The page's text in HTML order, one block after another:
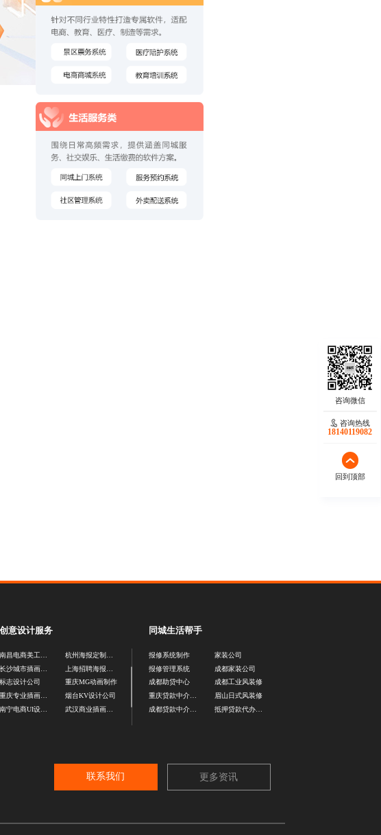
创意设计服务
标志设计公司
重庆MG动画制作
烟台KV设计公司
同城生活帮手
报修系统制作
报修管理系统
成都助贷中心
重庆贷款中介公司
成都贷款中介平台
家装公司
成都家装公司
成都工业风装修
眉山日式风装修
抵押贷款代办公司
联系我们 更多资讯
咨询热线
18140119082
回到顶部